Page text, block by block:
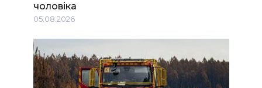
чоловіка
05.08.2026